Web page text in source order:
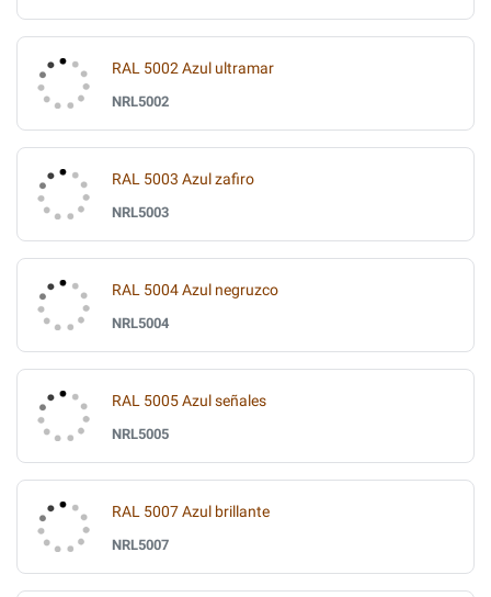
RAL 5002 Azul ultramar
NRL5002
RAL 5003 Azul zafiro
NRL5003
RAL 5004 Azul negruzco
NRL5004
RAL 5005 Azul señales
NRL5005
RAL 5007 Azul brillante
NRL5007